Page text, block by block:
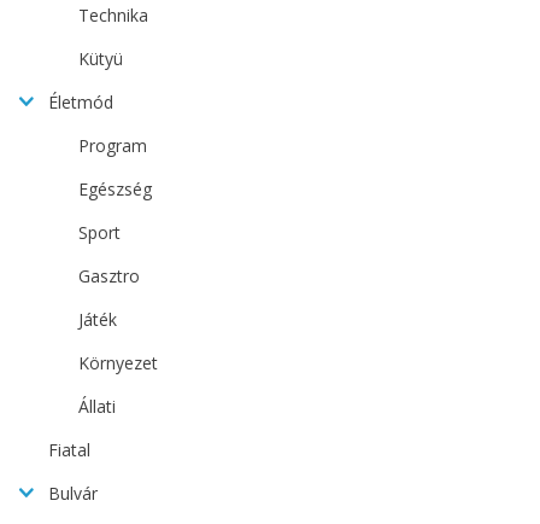
Technika
Kütyü
Életmód
Program
Egészség
Sport
Gasztro
Játék
Környezet
Állati
Fiatal
Bulvár